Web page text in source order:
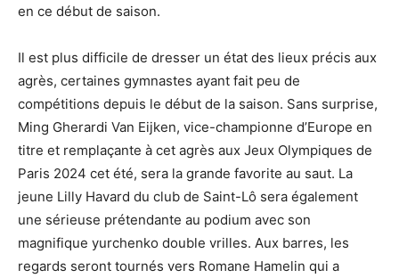
en ce début de saison.
Il est plus difficile de dresser un état des lieux précis aux
agrès, certaines gymnastes ayant fait peu de
compétitions depuis le début de la saison. Sans surprise,
Ming Gherardi Van Eijken, vice-championne d’Europe en
titre et remplaçante à cet agrès aux Jeux Olympiques de
Paris 2024 cet été, sera la grande favorite au saut. La
jeune Lilly Havard du club de Saint-Lô sera également
une sérieuse prétendante au podium avec son
magnifique yurchenko double vrilles. Aux barres, les
regards seront tournés vers Romane Hamelin qui a